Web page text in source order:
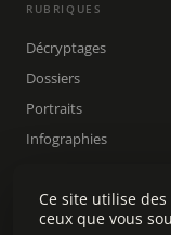
RUBRIQUES
Décryptages
Dossiers
Portraits
Infographies
Rechercher
Ce site utilise
ceux que vous